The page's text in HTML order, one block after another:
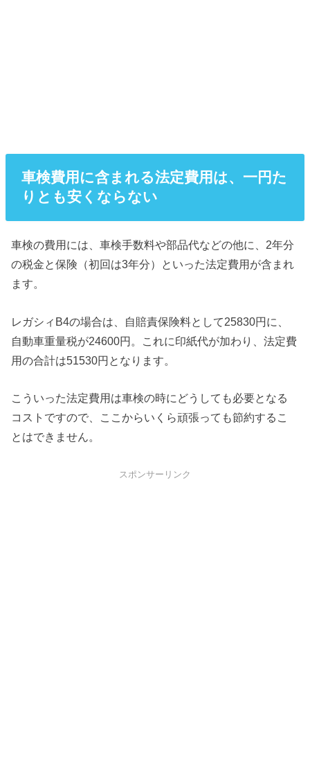
車検費用に含まれる法定費用は、一円た
りとも安くならない
車検の費用には、車検手数料や部品代などの他に、2年分
の税金と保険（初回は3年分）といった法定費用が含まれ
ます。
レガシィB4の場合は、自賠責保険料として25830円に、
自動車重量税が24600円。これに印紙代が加わり、法定費
用の合計は51530円となります。
こういった法定費用は車検の時にどうしても必要となる
コストですので、ここからいくら頑張っても節約するこ
とはできません。
スポンサーリンク